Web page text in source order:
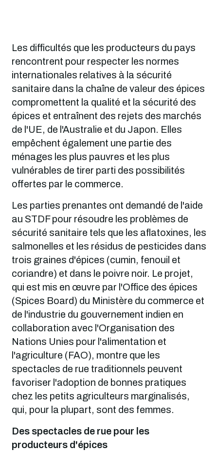
Les difficultés que les producteurs du pays
rencontrent pour respecter les normes
internationales relatives à la sécurité
sanitaire dans la chaîne de valeur des épices
compromettent la qualité et la sécurité des
épices et entraînent des rejets des marchés
de l'UE, de l'Australie et du Japon. Elles
empêchent également une partie des
ménages les plus pauvres et les plus
vulnérables de tirer parti des possibilités
offertes par le commerce.
Les parties prenantes ont demandé de l'aide
au STDF pour résoudre les problèmes de
sécurité sanitaire tels que les aflatoxines, les
salmonelles et les résidus de pesticides dans
trois graines d'épices (cumin, fenouil et
coriandre) et dans le poivre noir. Le projet,
qui est mis en œuvre par l'Office des épices
(Spices Board) du Ministère du commerce et
de l'industrie du gouvernement indien en
collaboration avec l'Organisation des
Nations Unies pour l'alimentation et
l'agriculture (FAO), montre que les
spectacles de rue traditionnels peuvent
favoriser l'adoption de bonnes pratiques
chez les petits agriculteurs marginalisés,
qui, pour la plupart, sont des femmes.
Des spectacles de rue pour les
producteurs d'épices